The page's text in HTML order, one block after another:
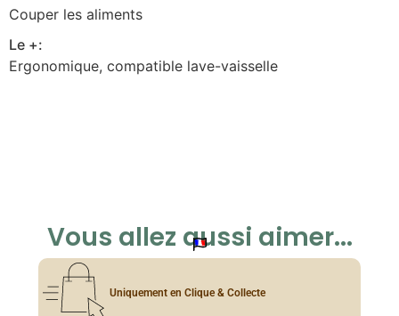
Couper les aliments
Le +:
Ergonomique, compatible lave-vaisselle
Vous allez aussi aimer...
Uniquement en Clique & Collecte